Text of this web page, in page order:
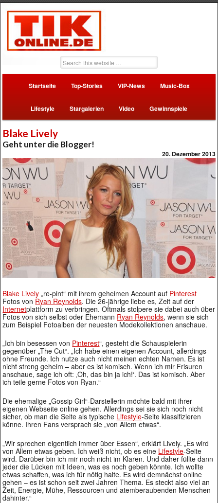
Startseite Top-Stories VIP-News Music-Box
Lifestyle Stargalerien Video Gewinnspiele
Blake Lively
Geht unter die Blogger!
20. Dezember 2013
Blake Lively „re-pint“ mit ihrem geheimen Account auf Pinterest
Fotos von Ryan Reynolds. Die 26-jährige liebe es, Zeit auf der
Internetplattform zu verbringen. Oftmals stolpere sie dabei auch über
Fotos von sich selbst oder Ehemann Ryan Reynolds, wenn sie sich
zum Beispiel Fotoalben der neuesten Modekollektionen anschaue.
„Ich bin besessen von Pinterest“, gesteht die Schauspielerin
gegenüber „The Cut“. „Ich habe einen eigenen Account, allerdings
ohne Freunde. Ich nutze auch nicht meinen echten Namen. Es ist
nicht streng geheim – aber es ist komisch. Wenn ich mir Frisuren
anschaue, sage ich oft: ‚Oh, das bin ja ich!‘. Das ist komisch. Aber
ich teile gerne Fotos von Ryan.“
Die ehemalige „Gossip Girl“-Darstellerin möchte bald mit ihrer
eigenen Webseite online gehen. Allerdings sei sie sich noch nicht
sicher, ob man die Seite als typische Lifestyle-Seite klassifizieren
könne. Ihren Fans versprach sie „von Allem etwas“.
„Wir sprechen eigentlich immer über Essen“, erklärt Lively. „Es wird
von Allem etwas geben. Ich weiß nicht, ob es eine Lifestyle-Seite
wird. Darüber bin ich mir noch nicht im Klaren. Und daher füllte dann
jeder die Lücken mit Ideen, was es noch geben könnte. Ich wollte
etwas schaffen, was ich für nötig halte. Es wird demnächst online
gehen – es ist schon seit zwei Jahren Thema. Es steckt also viel an
Zeit, Energie, Mühe, Ressourcen und atemberaubenden Menschen
dahinter.“